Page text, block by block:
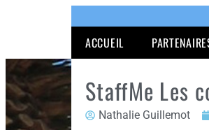
ACCUEIL
StaffMe Les
Nathalie Guillemot